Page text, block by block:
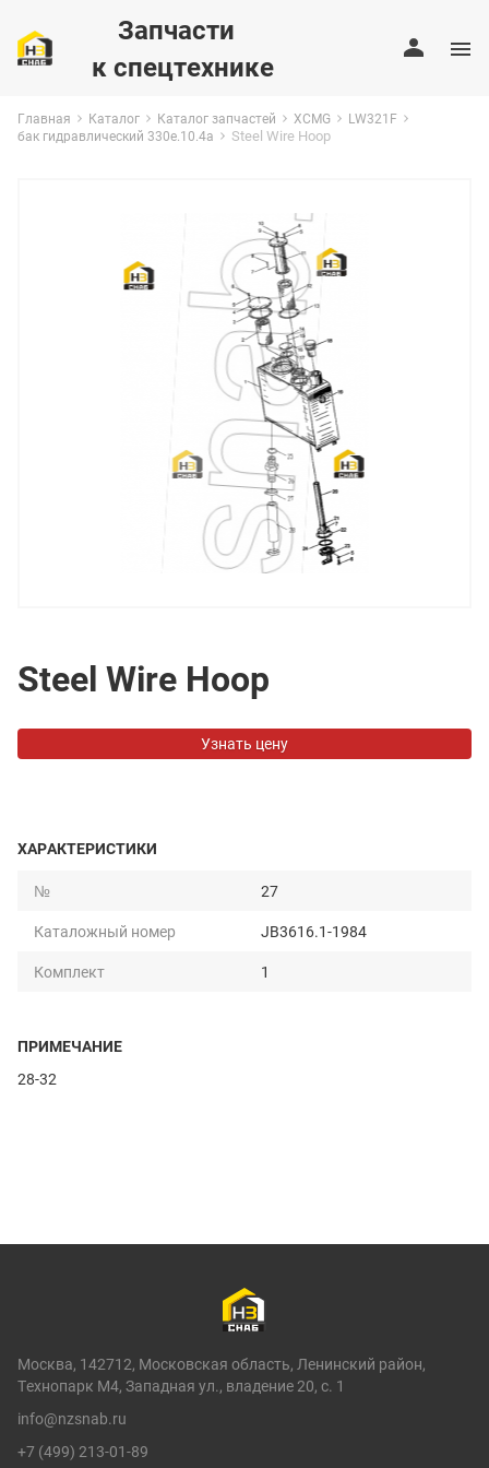
Запчасти
к спецтехнике
Главная Каталог Каталог запчастей XCMG
LW321F
бак гидравлический 330e.10.4a
Steel Wire Hoop
Steel Wire Hoop
Узнать цену
ХАРАКТЕРИСТИКИ
№
27
Каталожный номер
JB3616.1-1984
Комплект
1
ПРИМЕЧАНИЕ
28-32
Москва, 142712, Московская область, Ленинский район,
Технопарк М4, Западная ул., владение 20, с. 1
info@nzsnab.ru
+7 (499) 213-01-89